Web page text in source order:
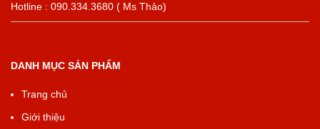
Hotline : 090.334.3680 ( Ms Thảo)
DANH MỤC SẢN PHẨM
Trang chủ
Giới thiệu